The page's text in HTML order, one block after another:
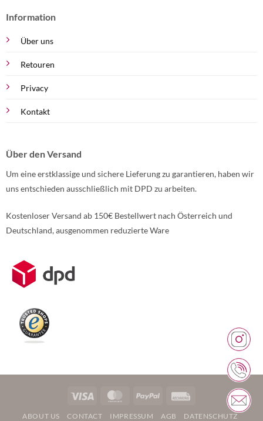
Information
Über uns
Retouren
Privacy
Kontakt
Über den Versand
Um eine erstklassige und sichere Lieferung zu garantieren, haben wir
uns entschieden ausschließlich mit DPD zu arbeiten.
Kostenloser Versand ab 150€ Bestellwert nach Österreich und
Deutschland, ausgenommen reduzierte Ware
Weitere Informationen über den gesperrten Inhalt.
Visa MasterCardPayPal
ABOUT US CONTACT IMPRESSUM AGB
DATENSCHUTZ